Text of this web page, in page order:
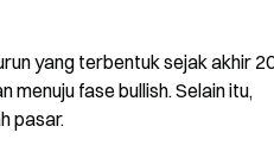
yang terbentuk sejak akhir
fase bullish. Selain itu,
pasar.